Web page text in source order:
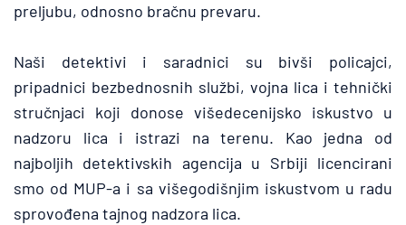
preljubu, odnosno bračnu prevaru.
Naši detektivi i saradnici su bivši policajci,
pripadnici bezbednosnih službi, vojna lica i tehnički
stručnjaci koji donose višedecenijsko iskustvo u
nadzoru lica i istrazi na terenu. Kao jedna od
najboljih detektivskih agencija u Srbiji licencirani
smo od MUP-a i sa višegodišnjim iskustvom u radu
sprovođena tajnog nadzora lica.